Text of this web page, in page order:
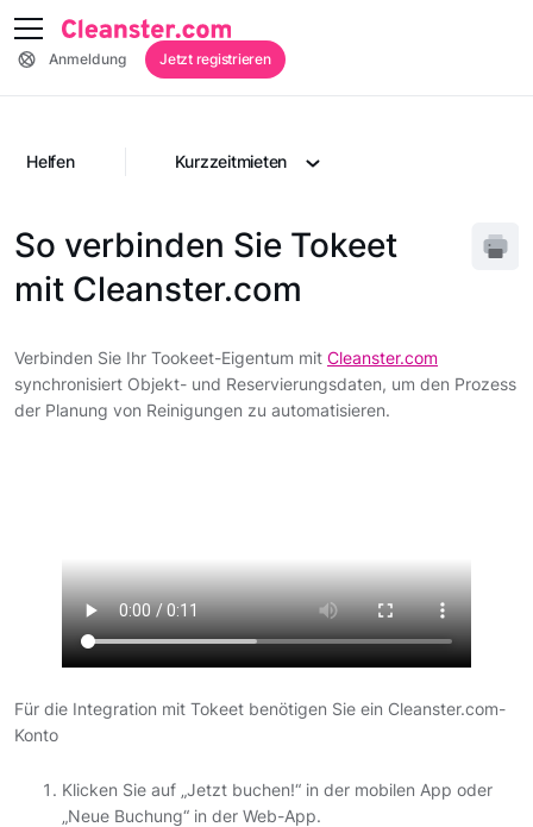
Anmeldung Jetzt registrieren
Helfen Kurzzeitmieten
So verbinden Sie Tokeet
mit Cleanster.com
Verbinden Sie Ihr Tookeet-Eigentum mit Cleanster.com
synchronisiert Objekt- und Reservierungsdaten, um den Prozess
der Planung von Reinigungen zu automatisieren.
Für die Integration mit Tokeet benötigen Sie ein Cleanster.com-
Konto
Klicken Sie auf „Jetzt buchen!“ in der mobilen App oder
„Neue Buchung“ in der Web-App.